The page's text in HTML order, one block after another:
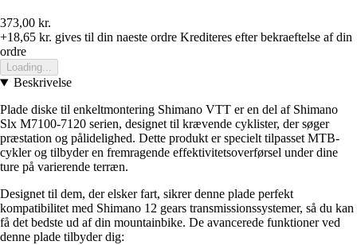
373,00 kr.
+18,65 kr. gives til din naeste ordre Krediteres efter bekraeftelse af din
ordre
Loading...
Beskrivelse
Plade diske til enkeltmontering Shimano VTT er en del af Shimano
Slx M7100-7120 serien, designet til krævende cyklister, der søger
præstation og pålidelighed. Dette produkt er specielt tilpasset MTB-
cykler og tilbyder en fremragende effektivitetsoverførsel under dine
ture på varierende terræn.
Designet til dem, der elsker fart, sikrer denne plade perfekt
kompatibilitet med Shimano 12 gears transmissionssystemer, så du kan
få det bedste ud af din mountainbike. De avancerede funktioner ved
denne plade tilbyder dig: